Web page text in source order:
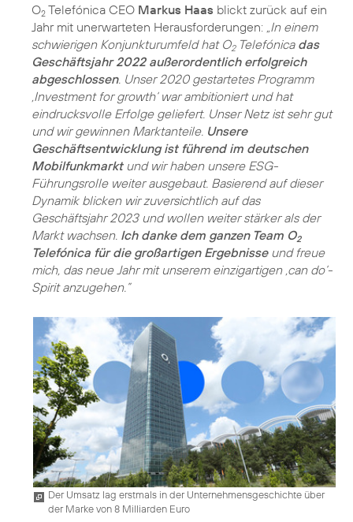
O2 Telefónica CEO Markus Haas blickt zurück auf ein
Jahr mit unerwarteten Herausforderungen: „In einem
schwierigen Konjunkturumfeld hat O2Telefónica das
Geschäftsjahr 2022 außerordentlich erfolgreich
abgeschlossen. Unser 2020 gestartetes Programm
‚Investment for growth‘ war ambitioniert und hat
eindrucksvolle Erfolge geliefert. Unser Netz ist sehr gut
und wir gewinnen Marktanteile. Unsere
Geschäftsentwicklung ist führend im deutschen
Mobilfunkmarktund wir haben unsere ESG-
Führungsrolle weiter ausgebaut. Basierend auf dieser
Dynamik blicken wir zuversichtlich auf das
Geschäftsjahr 2023 und wollen weiter stärker als der
Markt wachsen. Ich danke dem ganzen Team O2
Telefónica für die großartigen Ergebnisseund freue
mich, das neue Jahr mit unserem einzigartigen ‚can do‘-
Spirit anzugehen.”
Der Umsatz lag erstmals in der Unternehmensgeschichte über
der Marke von 8 Milliarden Euro